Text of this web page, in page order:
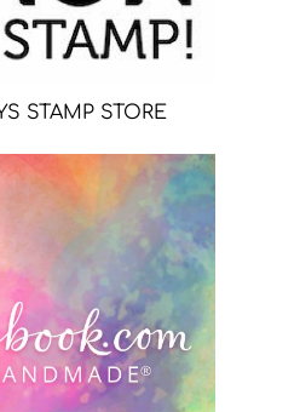
STAMP STORE